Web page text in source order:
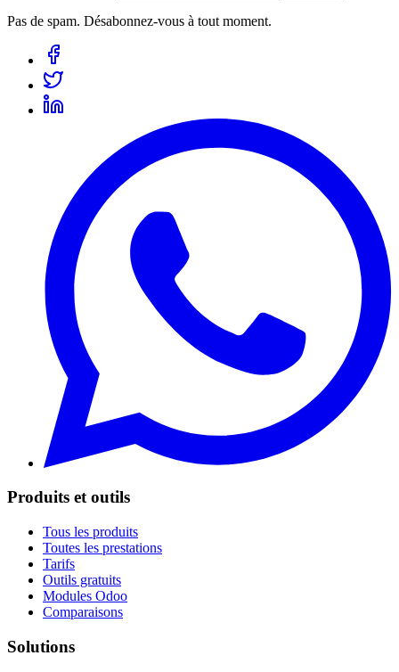
Pas de spam. Désabonnez-vous à tout moment.
Produits et outils
Tous les produits
Toutes les prestations
Tarifs
Outils gratuits
Modules Odoo
Comparaisons
Solutions